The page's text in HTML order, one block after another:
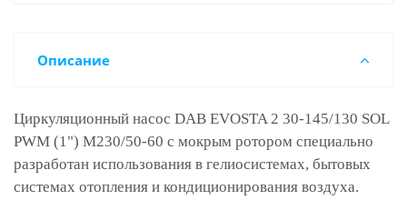
Описание
Циркуляционный насос DAB EVOSTA 2 30-145/130 SOL
PWM (1") M230/50-60 с мокрым ротором специально
разработан использования в гелиосистемах, бытовых
системах отопления и кондиционирования воздуха.